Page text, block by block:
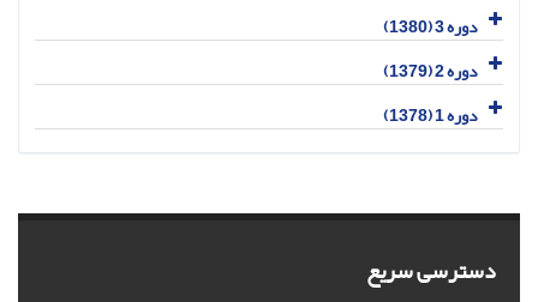
دوره 3 (1380)
دوره 2 (1379)
دوره 1 (1378)
دسترسی سریع